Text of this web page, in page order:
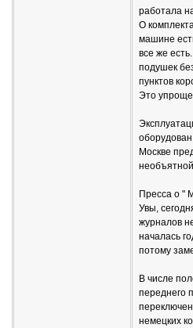
работала
О
машине
все же
подушек
пунктов
Это
Москве
Пресса о "
Увы,
журналов
началась
потому
В числе
переднего
немецких